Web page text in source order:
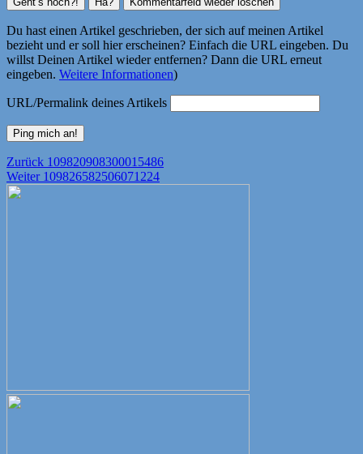
Du hast einen Artikel geschrieben, der sich auf meinen Artikel
bezieht und er soll hier erscheinen? Einfach die URL eingeben. Du
willst Deinen Artikel wieder entfernen? Dann die URL erneut
eingeben. Weitere Informationen)
URL/Permalink deines Artikels
Beitragsnavigation
Zurück Vorheriger
Beitrag:
109820908300015486
Weiter Nächster
109826582506071224